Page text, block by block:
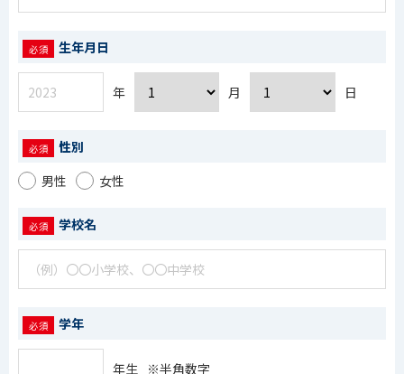
生年月日
年 月 日
性別
男性
女性
学校名
学年
年生 ※半角数字